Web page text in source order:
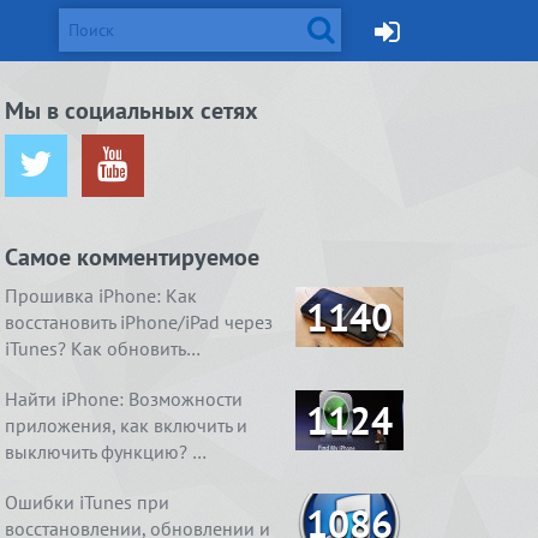
…
4 способа, как очистить
Real Boxing 2 ROCKY.
Ничего
Мы в социальных сетях
Самое комментируемое
Прошивка iPhone: Как
восстановить iPhone/iPad через
iTunes? Как обновить…
1140
Найти iPhone: Возможности
приложения, как включить и
выключить функцию? …
1124
Ошибки iTunes при
восстановлении, обновлении и
1086